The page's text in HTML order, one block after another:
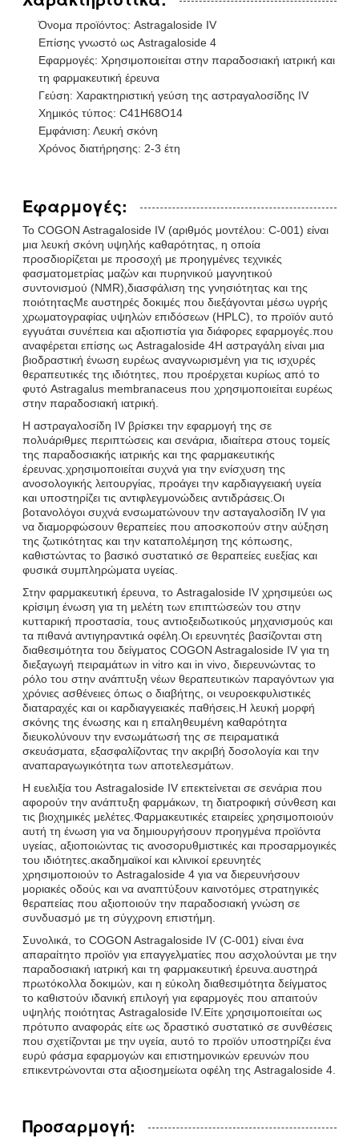
Όνομα προϊόντος: Astragaloside IV
Επίσης γνωστό ως Astragaloside 4
Εφαρμογές: Χρησιμοποιείται στην παραδοσιακή ιατρική και
τη φαρμακευτική έρευνα
Γεύση: Χαρακτηριστική γεύση της αστραγαλοσίδης IV
Χημικός τύπος: C41H68O14
Εμφάνιση: Λευκή σκόνη
Χρόνος διατήρησης: 2-3 έτη
Εφαρμογές:
Το COGON Astragaloside IV (αριθμός μοντέλου: C-001) είναι
μια λευκή σκόνη υψηλής καθαρότητας, η οποία
προσδιορίζεται με προσοχή με προηγμένες τεχνικές
φασματομετρίας μαζών και πυρηνικού μαγνητικού
συντονισμού (NMR),διασφάλιση της γνησιότητας και της
ποιότηταςΜε αυστηρές δοκιμές που διεξάγονται μέσω υγρής
χρωματογραφίας υψηλών επιδόσεων (HPLC), το προϊόν αυτό
εγγυάται συνέπεια και αξιοπιστία για διάφορες εφαρμογές.που
αναφέρεται επίσης ως Astragaloside 4Η αστραγάλη είναι μια
βιοδραστική ένωση ευρέως αναγνωρισμένη για τις ισχυρές
θεραπευτικές της ιδιότητες, που προέρχεται κυρίως από το
φυτό Astragalus membranaceus που χρησιμοποιείται ευρέως
στην παραδοσιακή ιατρική.
Η αστραγαλοσίδη IV βρίσκει την εφαρμογή της σε
πολυάριθμες περιπτώσεις και σενάρια, ιδιαίτερα στους τομείς
της παραδοσιακής ιατρικής και της φαρμακευτικής
έρευνας.χρησιμοποιείται συχνά για την ενίσχυση της
ανοσολογικής λειτουργίας, προάγει την καρδιαγγειακή υγεία
και υποστηρίζει τις αντιφλεγμονώδεις αντιδράσεις.Οι
βοτανολόγοι συχνά ενσωματώνουν την ασταγαλοσίδη IV για
να διαμορφώσουν θεραπείες που αποσκοπούν στην αύξηση
της ζωτικότητας και την καταπολέμηση της κόπωσης,
καθιστώντας το βασικό συστατικό σε θεραπείες ευεξίας και
φυσικά συμπληρώματα υγείας.
Στην φαρμακευτική έρευνα, το Astragaloside IV χρησιμεύει ως
κρίσιμη ένωση για τη μελέτη των επιπτώσεών του στην
κυτταρική προστασία, τους αντιοξειδωτικούς μηχανισμούς και
τα πιθανά αντιγηραντικά οφέλη.Οι ερευνητές βασίζονται στη
διαθεσιμότητα του δείγματος COGON Astragaloside IV για τη
διεξαγωγή πειραμάτων in vitro και in vivo, διερευνώντας το
ρόλο του στην ανάπτυξη νέων θεραπευτικών παραγόντων για
χρόνιες ασθένειες όπως ο διαβήτης, οι νευροεκφυλιστικές
διαταραχές και οι καρδιαγγειακές παθήσεις.Η λευκή μορφή
σκόνης της ένωσης και η επαληθευμένη καθαρότητα
διευκολύνουν την ενσωμάτωσή της σε πειραματικά
σκευάσματα, εξασφαλίζοντας την ακριβή δοσολογία και την
αναπαραγωγικότητα των αποτελεσμάτων.
Η ευελιξία του Astragaloside IV επεκτείνεται σε σενάρια που
αφορούν την ανάπτυξη φαρμάκων, τη διατροφική σύνθεση και
τις βιοχημικές μελέτες.Φαρμακευτικές εταιρείες χρησιμοποιούν
αυτή τη ένωση για να δημιουργήσουν προηγμένα προϊόντα
υγείας, αξιοποιώντας τις ανοσορυθμιστικές και προσαρμογικές
του ιδιότητες.ακαδημαϊκοί και κλινικοί ερευνητές
χρησιμοποιούν το Astragaloside 4 για να διερευνήσουν
μοριακές οδούς και να αναπτύξουν καινοτόμες στρατηγικές
θεραπείας που αξιοποιούν την παραδοσιακή γνώση σε
συνδυασμό με τη σύγχρονη επιστήμη.
Συνολικά, το COGON Astragaloside IV (C-001) είναι ένα
απαραίτητο προϊόν για επαγγελματίες που ασχολούνται με την
παραδοσιακή ιατρική και τη φαρμακευτική έρευνα.αυστηρά
πρωτόκολλα δοκιμών, και η εύκολη διαθεσιμότητα δείγματος
το καθιστούν ιδανική επιλογή για εφαρμογές που απαιτούν
υψηλής ποιότητας Astragaloside IV.Είτε χρησιμοποιείται ως
πρότυπο αναφοράς είτε ως δραστικό συστατικό σε συνθέσεις
που σχετίζονται με την υγεία, αυτό το προϊόν υποστηρίζει ένα
ευρύ φάσμα εφαρμογών και επιστημονικών ερευνών που
επικεντρώνονται στα αξιοσημείωτα οφέλη της Astragaloside 4.
Προσαρμογή: